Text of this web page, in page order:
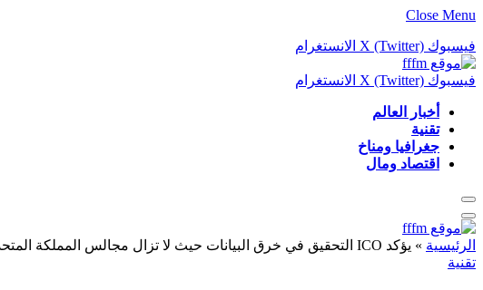
Close Menu
فيسبوك X (Twitter) الانستغرام
فيسبوك X (Twitter) الانستغرام
أخبار العالم
تقنية
جغرافيا ومناخ
اقتصاد ومال
الرئيسية » يؤكد ICO التحقيق في خرق البيانات حيث لا تزال مجالس المملكة المتحدة تتعرض للهجوم السيبراني
تقنية